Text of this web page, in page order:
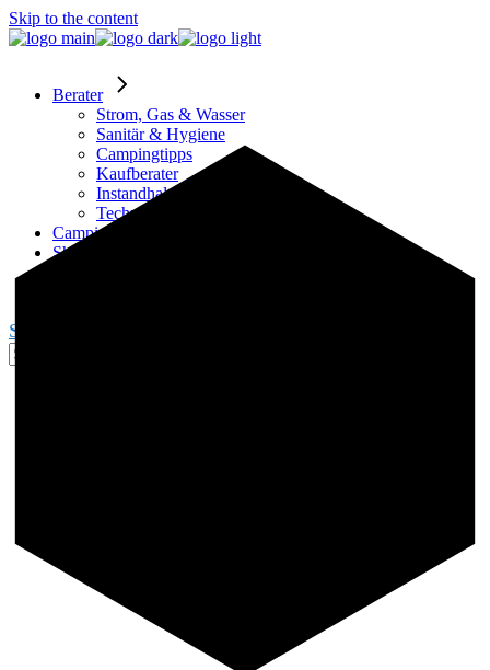
Skip to the content
Berater
Strom, Gas & Wasser
Sanitär & Hygiene
Campingtipps
Kaufberater
Instandhaltung
Technik
Campingplätze
Shop
Search